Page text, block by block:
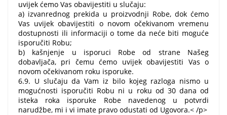
uvijek ćemo Vas obavijestiti u slučaju:
a) izvanrednog prekida u proizvodnji Robe, dok ćemo
Vas uvijek obavijestiti o novom očekivanom vremenu
dostupnosti ili informaciji o tome da neće biti moguće
isporučiti Robu;
b) kašnjenje u isporuci Robe od strane Našeg
dobavljača, pri čemu ćemo uvijek obavijestiti Vas o
novom očekivanom roku isporuke.
6.9. U slučaju da Vam iz bilo kojeg razloga nismo u
mogućnosti isporučiti Robu ni u roku od 30 dana od
isteka roka isporuke Robe navedenog u potvrdi
narudžbe, mi i vi imate pravo odustati od Ugovora.< /p>